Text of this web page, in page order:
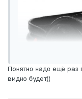
Понятно надо ещё раз
видно будет))